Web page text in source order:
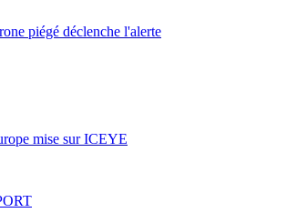
piégé déclenche l'alerte
mise sur ICEYE